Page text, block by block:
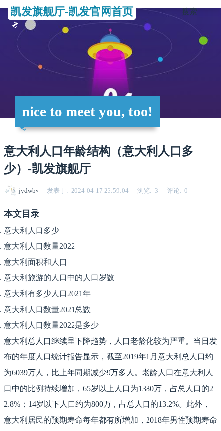
凯发旗舰厅-凯发官网首页 搜索
nice to meet you, too!
意大利人口年龄结构（意大利人口多
少）-凯发旗舰厅
jydwby 发表于 2024-04-17 23:59:04 浏览 3 评论 0
本文目录
意大利人口多少
意大利人口数量2022
意大利面积和人口
意大利旅游的人口中的人口岁数
意大利有多少人口2021年
意大利人口数量2021总数
意大利人口数量2022是多少
意大利总人口继续呈下降趋势，人口老龄化较为严重。当日发
布的年度人口统计报告显示，截至2019年1月意大利总人口约
为6039万人，比上年同期减少9万多人。老龄人口在意大利人
口中的比例持续增加，65岁以上人口为1380万，占总人口的2
2.8%；14岁以下人口约为800万，占总人口的13.2%。此外，
意大利居民的预期寿命每年都有所增加，2018年男性预期寿命